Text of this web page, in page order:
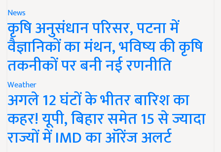
News
कृषि अनुसंधान परिसर, पटना में
वैज्ञानिकों का मंथन, भविष्य की कृषि
तकनीकों पर बनी नई रणनीति
Weather
अगले 12 घंटों के भीतर बारिश का
कहर! यूपी, बिहार समेत 15 से ज्यादा
राज्यों में IMD का ऑरेंज अलर्ट